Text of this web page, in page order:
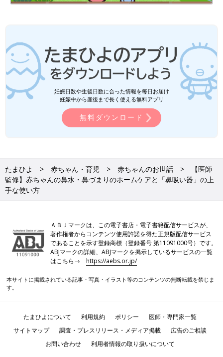
妊娠日数や生後日数に合った情報を毎日お届け
妊娠中から産後まで長く使える無料アプリ
無料ダウンロード
たまひよ 赤ちゃん・育児 赤ちゃんのお世話
【医師
監修】赤ちゃんの鼻水・鼻づまりのホームケアと「鼻吸い器」の上
手な使い方
ＡＢＪマークは、この電子書店・電子書籍配信サービスが、
著作権者からコンテンツ使用許諾を得た正規版配信サービス
であることを示す登録商標（登録番号 第11091000号）です。
ABJマークの詳細、ABJマークを掲示しているサービスの一覧
はこちら→https://aebs.or.jp/
本サイトに掲載されている記事・写真・イラスト等のコンテンツの無断転載を禁じま
す。
たまひよについて 利用規約 ポリシー
医師・専門家一覧
サイトマップ
調査・プレスリリース・メディア掲載
広告のご相談
お問い合わせ
利用者情報の取り扱いについて